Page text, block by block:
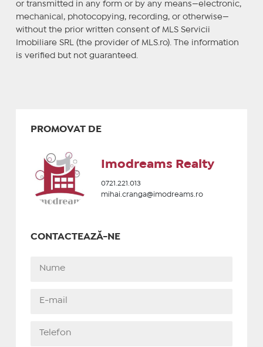
or transmitted in any form or by any means—electronic,
mechanical, photocopying, recording, or otherwise—
without the prior written consent of MLS Servicii
Imobiliare SRL (the provider of MLS.ro). The information
is verified but not guaranteed.
PROMOVAT DE
Imodreams Realty
0721.221.013
mihai.cranga@imodreams.ro
CONTACTEAZĂ-NE